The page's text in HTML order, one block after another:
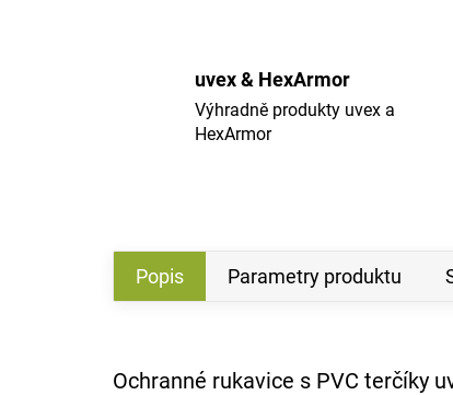
uvex & HexArmor
Výhradně produkty uvex a
HexArmor
Popis Parametry produktu
Ochranné rukavice s PVC terčíky